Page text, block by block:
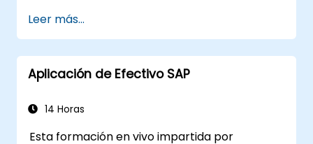
Utilizar el mantenimiento de roles para
crear y asignar autorizaciones.
Leer más...
Aplicación de Efectivo SAP
14 Horas
Esta formación en vivo impartida por